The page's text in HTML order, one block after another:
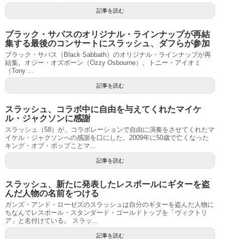
記事を読む
ブラック・サバスのオリジナル・ラインナップが再結
集する最後のコンサートにスラッシュ、ダフらが参加
ブラック・サバス（Black Sabbath）のオリジナル・ラインナップが再
結集。オジー・オズボーン（Ozzy Osbourne）、トニー・アイオミ
（Tony ...
記事を読む
スラッシュ、コラボ中に自由を与えてくれたマイケ
ル・ジャクソンに感謝
スラッシュ（58）が、コラボレーションで自由に演奏をさせてくれたマ
イケル・ジャクソンへの感謝を口にした。2009年に50歳で亡くなった
キング・オブ・ポップことマ...
記事を読む
スラッシュ、新たに発表したレスポールにギターを盗
んだ人物の名前をつける
ガンズ・アンド・ローゼズのスラッシュは自分のギターを盗んだ人物に
ちなんでレスポール・スタンダード・ゴールドトップを「ヴィクトリ
ア」と名付けている。 スラッ...
記事を読む